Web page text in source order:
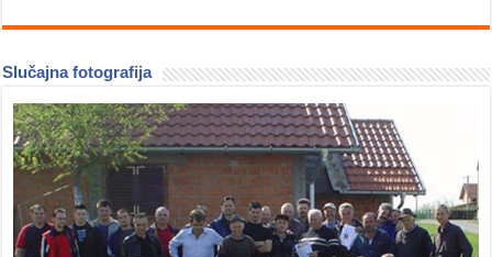
Slučajna fotografija